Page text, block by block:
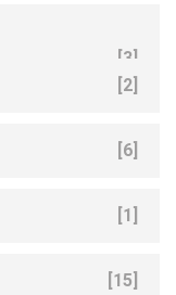
[3]
[2]
[6]
[1]
[15]